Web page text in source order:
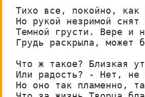
Тихо все, покойно, как
Но рукой незримой снят
Темной грусти. Вере и
Грудь раскрыла, может
Что ж такое? Близкая
Или радость? - Нет, не
Но оно так пламенно,